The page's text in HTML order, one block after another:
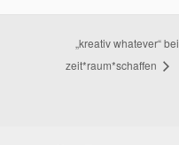
„kreativ whatever“ bei
zeit*raum*schaffen